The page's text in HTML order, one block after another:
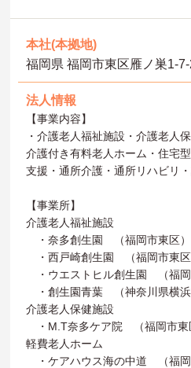
本社(本拠地)
福岡県 福岡市東区雁ノ巣1-
法人情報
【事業内容】
・介護老人福祉施設・介護老人
介護付き有料老人ホーム・住宅
支援・通所介護・通所リハビリ
【事業所】
介護老人福祉施設
・奈多創生園 （福岡市東区）
・西戸崎創生園 （福岡市東区
・ウエストヒル創生園 （福岡
・創生園青葉 （神奈川県横浜
介護老人保健施設
・M.T奈多ケア院 （福岡市東
軽費老人ホーム
・ケアハウス海の中道 （福岡